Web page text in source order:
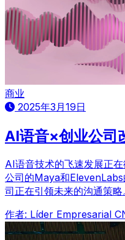
商业
2025年3月19日
AI语音×创业公司
AI语音技术的飞速发展正
公司的Maya和
司正在引领未来的沟通策
作者: Líder Empresarial